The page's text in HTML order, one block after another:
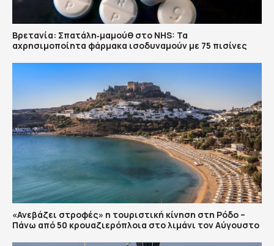
Βρετανία: Σπατάλη‑μαμούθ στο NHS: Τα
αχρησιμοποίητα φάρμακα ισοδυναμούν με 75 πισίνες
«Ανεβάζει στροφές» η τουριστική κίνηση στη Ρόδο –
Πάνω από 50 κρουαζιερόπλοια στο λιμάνι τον Αύγουστο